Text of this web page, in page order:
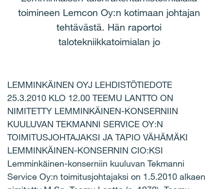
toimineen Lemcon Oy:n kotimaan johtajan
tehtävästä. Hän raportoi
talotekniikkatoimialan jo
LEMMINKÄINEN OYJ LEHDISTÖTIEDOTE
25.3.2010 KLO 12.00 TEEMU LANTTO ON
NIMITETTY LEMMINKÄINEN-KONSERNIIN
KUULUVAN TEKMANNI SERVICE OY:N
TOIMITUSJOHTAJAKSI JA TAPIO VÄHÄMÄKI
LEMMINKÄINEN-KONSERNIN CIO:KSI
Lemminkäinen-konserniin kuuluvan Tekmanni
Service Oy:n toimitusjohtajaksi on 1.5.2010 alkaen